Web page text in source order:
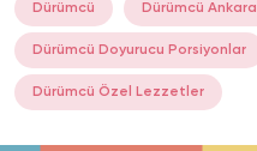
Dürümcü Dürümcü Ankara
Dürümcü Doyurucu Porsiyonlar
Dürümcü Özel Lezzetler